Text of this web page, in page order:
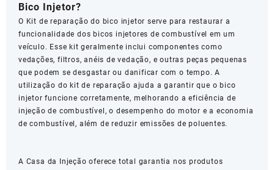
Bico Injetor?
O Kit de reparação do bico injetor serve para restaurar a
funcionalidade dos bicos injetores de combustível em um
veículo. Esse kit geralmente inclui componentes como
vedações, filtros, anéis de vedação, e outras peças pequenas
que podem se desgastar ou danificar com o tempo. A
utilização do kit de reparação ajuda a garantir que o bico
injetor funcione corretamente, melhorando a eficiência de
injeção de combustível, o desempenho do motor e a economia
de combustível, além de reduzir emissões de poluentes.
A Casa da Injeção oferece total garantia nos produtos